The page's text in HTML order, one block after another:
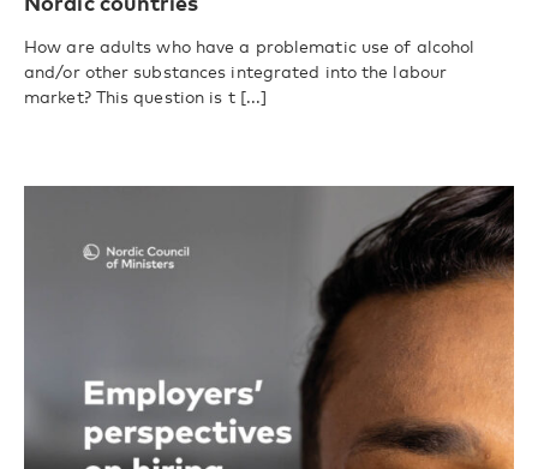
How are adults who have a problematic use of alcohol
and/or other substances integrated into the labour
market? This question is t [...]